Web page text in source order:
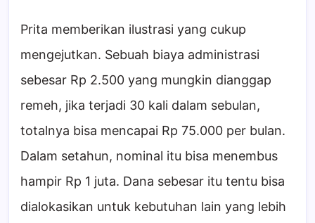
Prita memberikan ilustrasi yang cukup
mengejutkan. Sebuah biaya administrasi
sebesar Rp 2.500 yang mungkin dianggap
remeh, jika terjadi 30 kali dalam sebulan,
totalnya bisa mencapai Rp 75.000 per bulan.
Dalam setahun, nominal itu bisa menembus
hampir Rp 1 juta. Dana sebesar itu tentu bisa
dialokasikan untuk kebutuhan lain yang lebih